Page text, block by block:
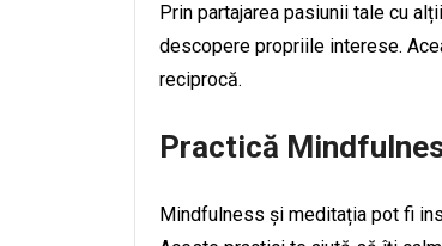
Prin partajarea pasiunii tale cu
descopere propriile interese.
reciprocă.
Practică
Mindfulness și meditația pot fi